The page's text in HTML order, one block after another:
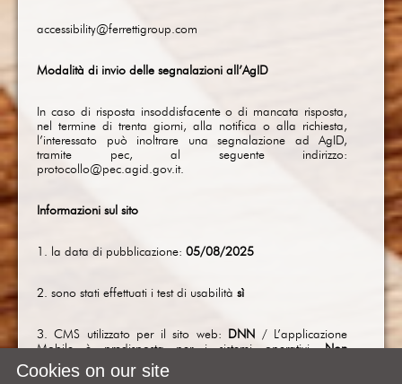
accessibility@ferrettigroup.com
Modalità di invio delle segnalazioni all’AgID
In caso di risposta insoddisfacente o di mancata risposta,
nel termine di trenta giorni, alla notifica o alla richiesta,
l’interessato può inoltrare una segnalazione ad AgID,
tramite pec, al seguente indirizzo:
protocollo@pec.agid.gov.it.
Informazioni sul sito
1. la data di pubblicazione: 05/08/2025
2. sono stati effettuati i test di usabilità sì
3. CMS utilizzato per il sito web: DNN / L’applicazione
Mobile è predisposta per i sistemi operativi:Non
applicabile
Cookies on our site